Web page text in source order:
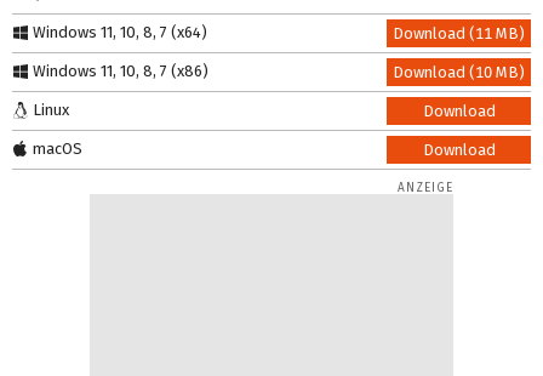
Windows 11, 10, 8, 7 (x64) Download (11 MB)
Windows 11, 10, 8, 7 (x86) Download (10 MB)
Linux Download
macOS Download